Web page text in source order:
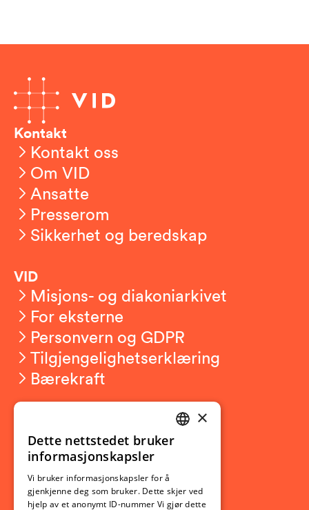
Kontakt
Kontakt oss
Om VID
Ansatte
Presserom
Sikkerhet og beredskap
VID
Misjons- og diakoniarkivet
For eksterne
Personvern og GDPR
Tilgjengelighetserklæring
Bærekraft
Ny student
Utveksling
Opptak
Lov- og regelverk
NORWEGIAN
×
Dette nettstedet bruker
informasjonskapsler
Vi bruker informasjonskapsler for å
gjenkjenne deg som bruker. Dette skjer ved
hjelp av et anonymt ID-nummer Vi gjør dette